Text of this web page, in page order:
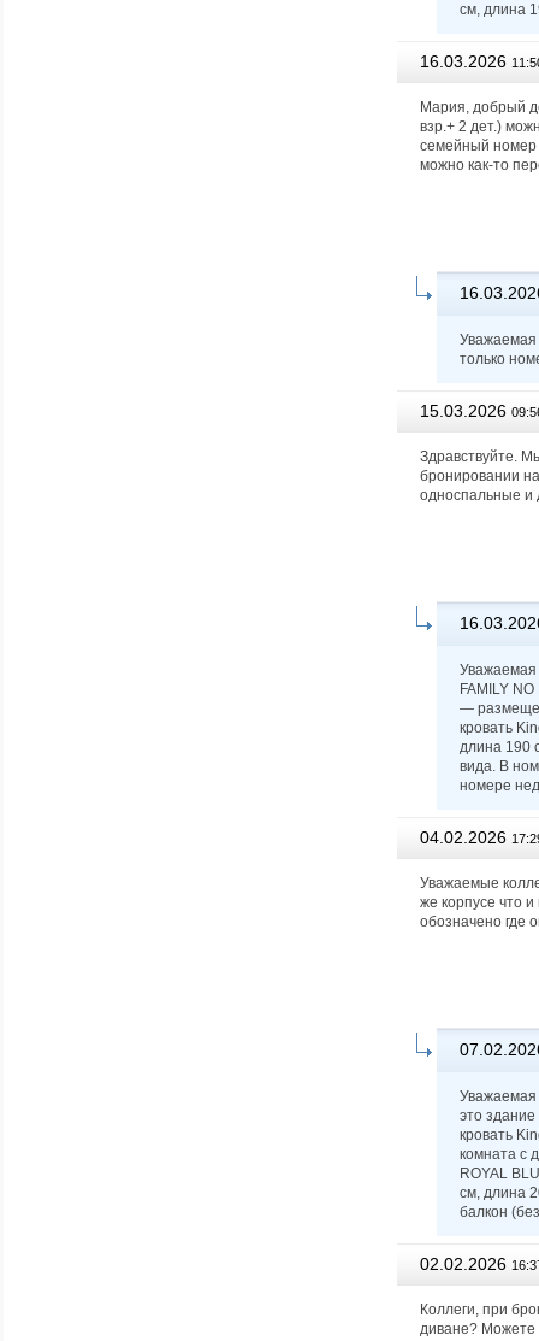
см, длина
16.03.2026
Мария, добрый
взр.+ 2 дет.)
семейный номер
можно как-то
Уважаемая
только
15.03.2026
Здравствуйте.
бронировании
односпальные и
Уважаемая
FAMILY
—
кровать
длина 190
вида. В
номере
04.02.2026
Уважаемые
же корпусе что
обозначено где
Уважаемая
это
кровать
комната с
ROYAL
см, длина
балкон
02.02.2026
Коллеги, при
диване? Можете